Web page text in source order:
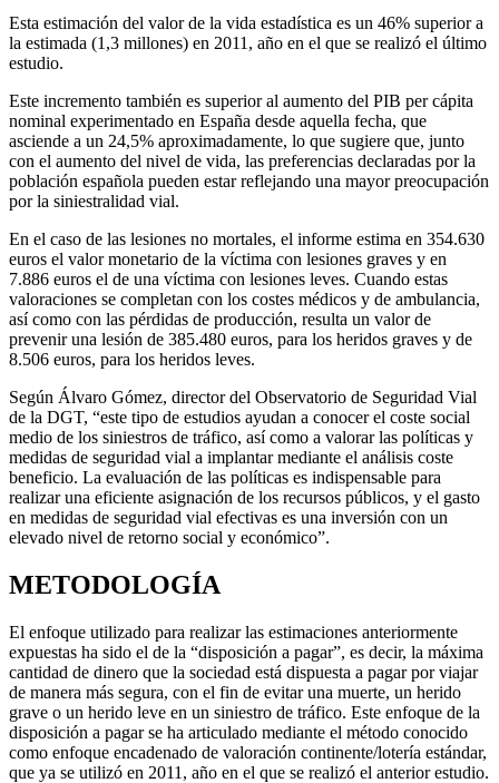
Esta estimación del valor de la vida estadística es un 46% superior a
la estimada (1,3 millones) en 2011, año en el que se realizó el último
estudio.
Este incremento también es superior al aumento del PIB per cápita
nominal experimentado en España desde aquella fecha, que
asciende a un 24,5% aproximadamente, lo que sugiere que, junto
con el aumento del nivel de vida, las preferencias declaradas por la
población española pueden estar reflejando una mayor preocupación
por la siniestralidad vial.
En el caso de las lesiones no mortales, el informe estima en 354.630
euros el valor monetario de la víctima con lesiones graves y en
7.886 euros el de una víctima con lesiones leves. Cuando estas
valoraciones se completan con los costes médicos y de ambulancia,
así como con las pérdidas de producción, resulta un valor de
prevenir una lesión de 385.480 euros, para los heridos graves y de
8.506 euros, para los heridos leves.
Según Álvaro Gómez, director del Observatorio de Seguridad Vial
de la DGT, “este tipo de estudios ayudan a conocer el coste social
medio de los siniestros de tráfico, así como a valorar las políticas y
medidas de seguridad vial a implantar mediante el análisis coste
beneficio. La evaluación de las políticas es indispensable para
realizar una eficiente asignación de los recursos públicos, y el gasto
en medidas de seguridad vial efectivas es una inversión con un
elevado nivel de retorno social y económico”.
METODOLOGÍA
El enfoque utilizado para realizar las estimaciones anteriormente
expuestas ha sido el de la “disposición a pagar”, es decir, la máxima
cantidad de dinero que la sociedad está dispuesta a pagar por viajar
de manera más segura, con el fin de evitar una muerte, un herido
grave o un herido leve en un siniestro de tráfico. Este enfoque de la
disposición a pagar se ha articulado mediante el método conocido
como enfoque encadenado de valoración continente/lotería estándar,
que ya se utilizó en 2011, año en el que se realizó el anterior estudio.